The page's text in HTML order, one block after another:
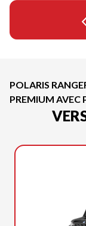
POLARIS
PREMIUM AVEC